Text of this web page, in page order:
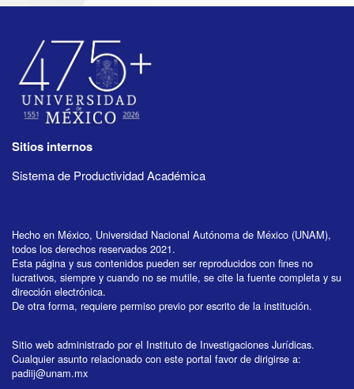
Sitios internos
Sistema de Productividad Académica
Hecho en México, Universidad Nacional Autónoma de México (UNAM),
todos los derechos reservados 2021.
Esta página y sus contenidos pueden ser reproducidos con fines no
lucrativos, siempre y cuando no se mutile, se cite la fuente completa y su
dirección electrónica.
De otra forma, requiere permiso previo por escrito de la institución.
Sitio web administrado por el Instituto de Investigaciones Jurídicas.
Cualquier asunto relacionado con este portal favor de dirigirse a:
padiij@unam.mx